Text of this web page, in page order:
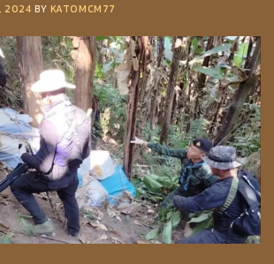
2024 BY KATOMCM77